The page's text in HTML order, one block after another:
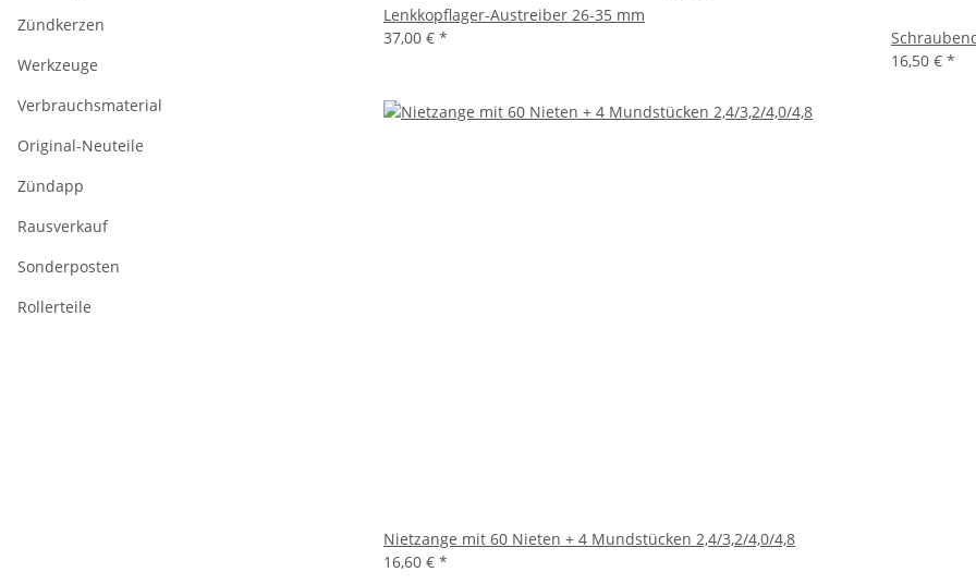
Lenkkopflager-Austreiber 26-35 mm
37,00 € *
16,50 € *
Nietzange mit 60 Nieten + 4 Mundstücken 2,4/3,2/4,0/4,8
16,60 € *
Zündkerzen
Werkzeuge
Verbrauchsmaterial
Original-Neuteile
Zündapp
Rausverkauf
Sonderposten
Rollerteile